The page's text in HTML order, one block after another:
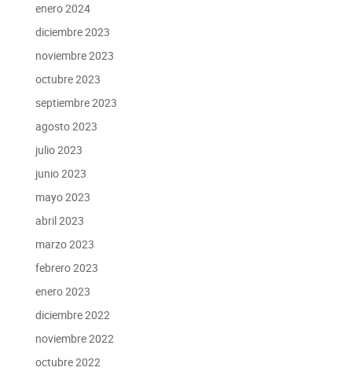
enero 2024
diciembre 2023
noviembre 2023
octubre 2023
septiembre 2023
agosto 2023
julio 2023
junio 2023
mayo 2023
abril 2023
marzo 2023
febrero 2023
enero 2023
diciembre 2022
noviembre 2022
octubre 2022